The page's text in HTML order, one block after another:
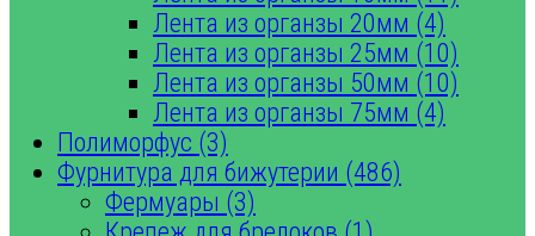
Лента из органзы 20мм (4)
Лента из органзы 25мм (10)
Лента из органзы 50мм (10)
Лента из органзы 75мм (4)
Полиморфус (3)
Фурнитура для бижутерии (486)
Фермуары (3)